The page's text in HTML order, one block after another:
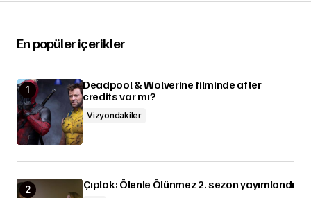
En popüler içerikler
Deadpool & Wolverine filminde after
credits var mı?
Vizyondakiler
Çıplak: Ölenle Ölünmez 2. sezon yayımlandı